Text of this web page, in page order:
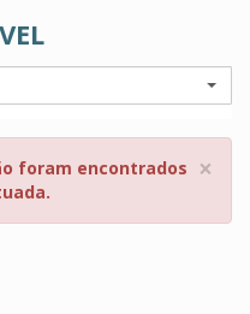
×
foram encontrados